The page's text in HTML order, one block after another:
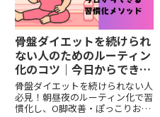
骨盤ダイエットを続けられ
ない人のためのルーティン
化のコツ｜今日からできる
習慣化メソッド
骨盤ダイエットを続けられない人
必見！朝昼夜のルーティン化で習
慣化し、O脚改善・ぽっこりお腹